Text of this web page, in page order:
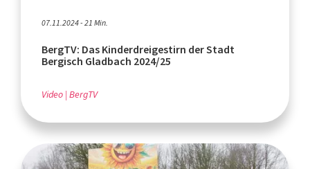
07.11.2024 - 21 Min.
BergTV: Das Kinderdreigestirn der Stadt
Bergisch Gladbach 2024/25
Video BergTV